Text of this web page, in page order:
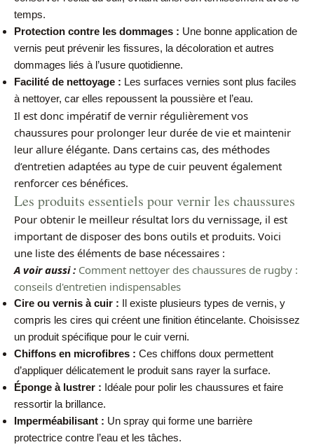
temps.
Protection contre les dommages : Une bonne application de
vernis peut prévenir les fissures, la décoloration et autres
dommages liés à l’usure quotidienne.
Facilité de nettoyage : Les surfaces vernies sont plus faciles
à nettoyer, car elles repoussent la poussière et l’eau.
Il est donc impératif de vernir régulièrement vos
chaussures pour prolonger leur durée de vie et maintenir
leur allure élégante. Dans certains cas, des méthodes
d’entretien adaptées au type de cuir peuvent également
renforcer ces bénéfices.
Les produits essentiels pour vernir les chaussures
Pour obtenir le meilleur résultat lors du vernissage, il est
important de disposer des bons outils et produits. Voici
une liste des éléments de base nécessaires :
A voir aussi : Comment nettoyer des chaussures de rugby :
conseils d'entretien indispensables
Cire ou vernis à cuir : Il existe plusieurs types de vernis, y
compris les cires qui créent une finition étincelante. Choisissez
un produit spécifique pour le cuir verni.
Chiffons en microfibres : Ces chiffons doux permettent
d’appliquer délicatement le produit sans rayer la surface.
Éponge à lustrer : Idéale pour polir les chaussures et faire
ressortir la brillance.
Imperméabilisant : Un spray qui forme une barrière
protectrice contre l’eau et les tâches.